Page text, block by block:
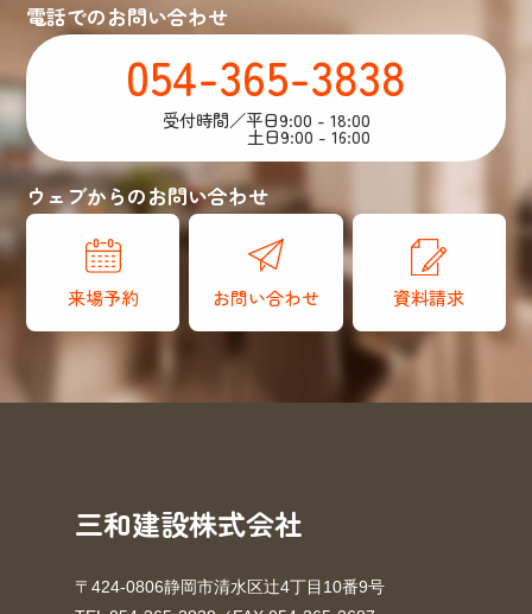
電話でのお問い合わせ
054-365-3838
受付時間／平日9:00 - 18:00
土日9:00 - 16:00
ウェブからのお問い合わせ
来場予約 お問い合わせ 資料請求
三和建設株式会社
〒424-0806静岡市清水区辻4丁目10番9号